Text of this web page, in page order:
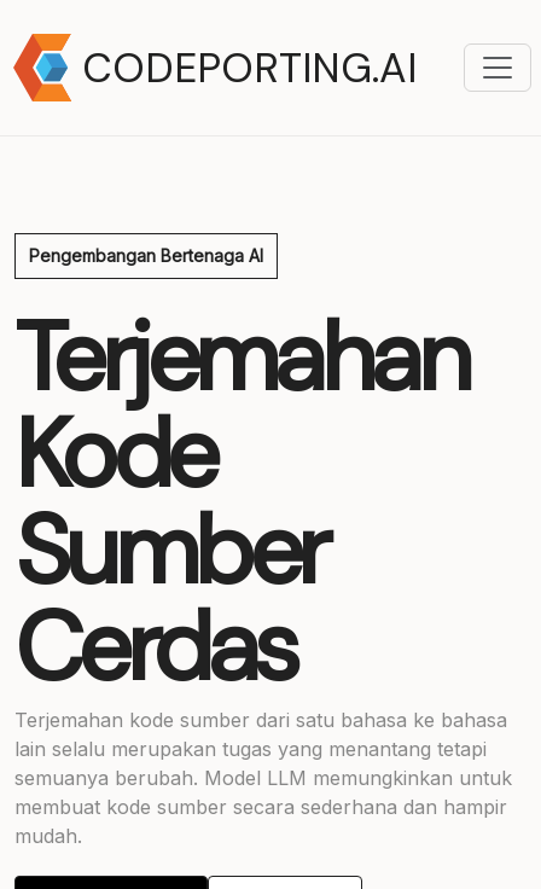
CODEPORTING.AI
Pengembangan Bertenaga AI
Terjemahan
Kode
Sumber
Cerdas
Terjemahan kode sumber dari satu bahasa ke bahasa
lain selalu merupakan tugas yang menantang tetapi
semuanya berubah. Model LLM memungkinkan untuk
membuat kode sumber secara sederhana dan hampir
mudah.